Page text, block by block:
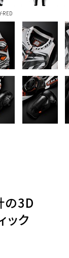
RED
の3D
ック